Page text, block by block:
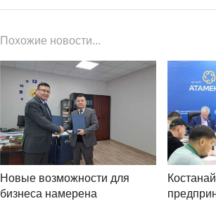
Похожие новости...
Новые возможности для
бизнеса намерена